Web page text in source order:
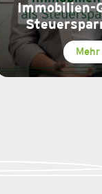
Immobilien-
Mehr